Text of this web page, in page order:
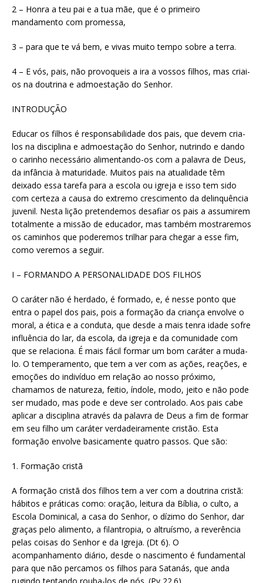
2 – Honra a teu pai e a tua mãe, que é o primeiro
mandamento com promessa,
3 – para que te vá bem, e vivas muito tempo sobre a terra.
4 – E vós, pais, não provoqueis a ira a vossos filhos, mas criai-
os na doutrina e admoestação do Senhor.
INTRODUÇÃO
Educar os filhos é responsabilidade dos pais, que devem cria-
los na disciplina e admoestação do Senhor, nutrindo e dando
o carinho necessário alimentando-os com a palavra de Deus,
da infância à maturidade. Muitos pais na atualidade têm
deixado essa tarefa para a escola ou igreja e isso tem sido
com certeza a causa do extremo crescimento da delinquência
juvenil. Nesta lição pretendemos desafiar os pais a assumirem
totalmente a missão de educador, mas também mostraremos
os caminhos que poderemos trilhar para chegar a esse fim,
como veremos a seguir.
I – FORMANDO A PERSONALIDADE DOS FILHOS
O caráter não é herdado, é formado, e, é nesse ponto que
entra o papel dos pais, pois a formação da criança envolve o
moral, a ética e a conduta, que desde a mais tenra idade sofre
influência do lar, da escola, da igreja e da comunidade com
que se relaciona. É mais fácil formar um bom caráter a muda-
lo. O temperamento, que tem a ver com as ações, reações, e
emoções do indivíduo em relação ao nosso próximo,
chamamos de natureza, feitio, índole, modo, jeito e não pode
ser mudado, mas pode e deve ser controlado. Aos pais cabe
aplicar a disciplina através da palavra de Deus a fim de formar
em seu filho um caráter verdadeiramente cristão. Esta
formação envolve basicamente quatro passos. Que são:
1. Formação cristã
A formação cristã dos filhos tem a ver com a doutrina cristã:
hábitos e práticas como: oração, leitura da Bíblia, o culto, a
Escola Dominical, a casa do Senhor, o dízimo do Senhor, dar
graças pelo alimento, a filantropia, o altruísmo, a reverência
pelas coisas do Senhor e da Igreja. (Dt 6). O
acompanhamento diário, desde o nascimento é fundamental
para que não percamos os filhos para Satanás, que anda